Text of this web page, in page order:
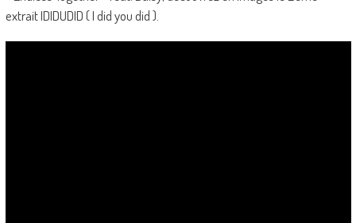
extrait IDIDUDID ( I did you did ).